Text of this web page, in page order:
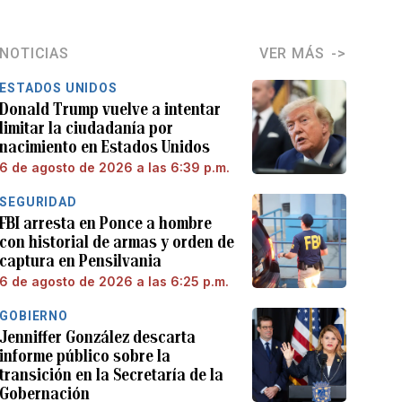
NOTICIAS VER MÁS
ESTADOS UNIDOS
Donald Trump vuelve a intentar
limitar la ciudadanía por
nacimiento en Estados Unidos
6 de agosto de 2026 a las 6:39 p.m.
SEGURIDAD
FBI arresta en Ponce a hombre
con historial de armas y orden de
captura en Pensilvania
6 de agosto de 2026 a las 6:25 p.m.
GOBIERNO
Jenniffer González descarta
informe público sobre la
transición en la Secretaría de la
Gobernación